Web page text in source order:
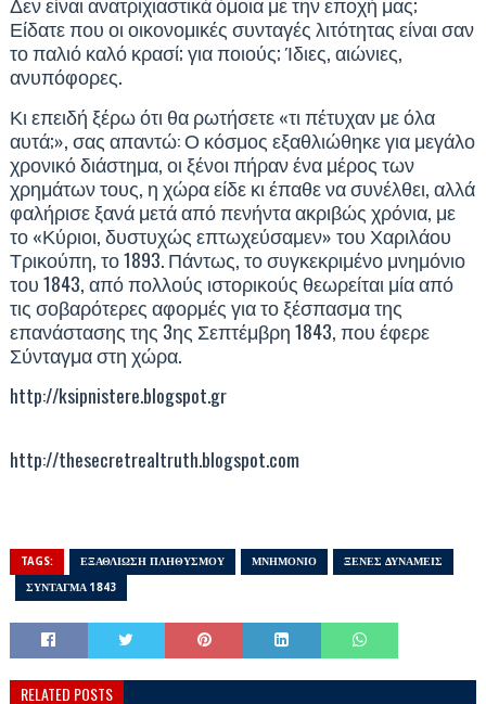
Είδατε που οι οικονομικές συνταγές λιτότητας είναι σαν
το παλιό καλό κρασί; για ποιούς; Ίδιες, αιώνιες,
ανυπόφορες.
Κι επειδή ξέρω ότι θα ρωτήσετε «τι πέτυχαν με όλα
αυτά;», σας απαντώ: Ο κόσμος εξαθλιώθηκε για μεγάλο
χρονικό διάστημα, οι ξένοι πήραν ένα μέρος των
χρημάτων τους, η χώρα είδε κι έπαθε να συνέλθει, αλλά
φαλήρισε ξανά μετά από πενήντα ακριβώς χρόνια, με
το «Κύριοι, δυστυχώς επτωχεύσαμεν» του Χαριλάου
Τρικούπη, το 1893. Πάντως, το συγκεκριμένο μνημόνιο
του 1843, από πολλούς ιστορικούς θεωρείται μία από
τις σοβαρότερες αφορμές για το ξέσπασμα της
επανάστασης της 3ης Σεπτέμβρη 1843, που έφερε
Σύνταγμα στη χώρα.
http://ksipnistere.blogspot.gr
http://thesecretrealtruth.blogspot.com
TAGS: ΕΞΑΘΛΙΩΣΗ ΠΛΗΘΥΣΜΟΥ ΜΝΗΜΟΝΙΟ ΞΕΝΕΣ ΔΥΝΑΜΕΙΣ
ΣΥΝΤΑΓΜΑ 1843
RELATED POSTS